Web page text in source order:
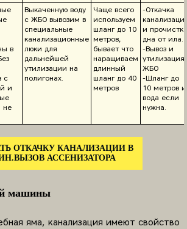
в
с
и
не
Выкаченную воду
с ЖБО вывозим в
специальные
канализационные
люки для
дальнейшей
утилизации на
полигонах.
Чаще всего
используем
шланг до 10
метров,
бывает что
наращиваем
длинный
шланг до 40
метров
-Откачка
и прочистка
дна от ила.
-Вывоз и
утилизация
ЖБО
-Шланг до
10 метров и
вода если
нужна.
ОТКАЧКУ КАНАЛИЗАЦИИ В
АССЕНИЗАТОРА
машины
яма, канализация имеют свойство